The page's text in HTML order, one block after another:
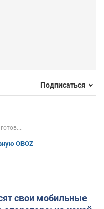
Подписаться
OBOZ
свои мобильные